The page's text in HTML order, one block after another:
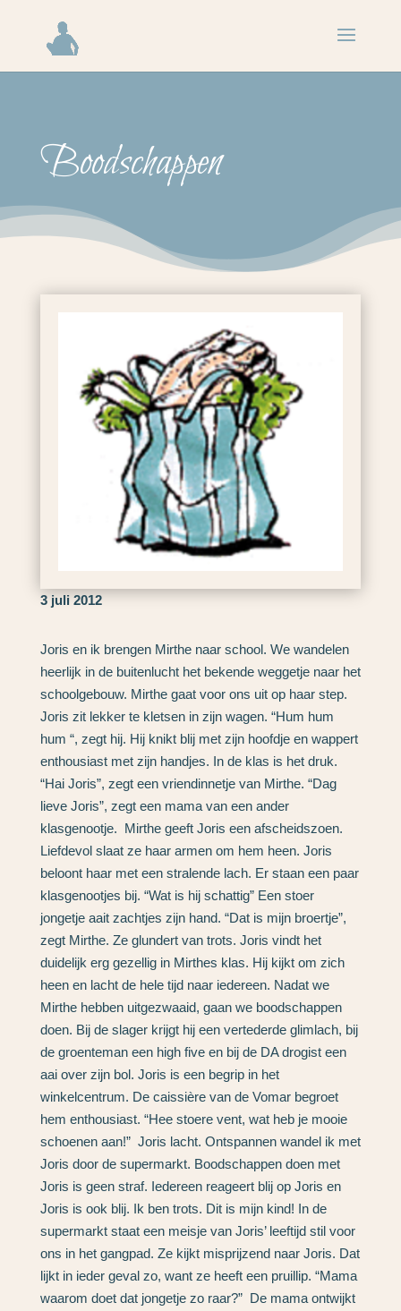
Boodschappen
3 juli 2012
Joris en ik brengen Mirthe naar school. We wandelen
heerlijk in de buitenlucht het bekende weggetje naar het
schoolgebouw. Mirthe gaat voor ons uit op haar step.
Joris zit lekker te kletsen in zijn wagen. “Hum hum
hum “, zegt hij. Hij knikt blij met zijn hoofdje en wappert
enthousiast met zijn handjes. In de klas is het druk.
“Hai Joris”, zegt een vriendinnetje van Mirthe. “Dag
lieve Joris”, zegt een mama van een ander
klasgenootje. Mirthe geeft Joris een afscheidszoen.
Liefdevol slaat ze haar armen om hem heen. Joris
beloont haar met een stralende lach. Er staan een paar
klasgenootjes bij. “Wat is hij schattig” Een stoer
jongetje aait zachtjes zijn hand. “Dat is mijn broertje”,
zegt Mirthe. Ze glundert van trots. Joris vindt het
duidelijk erg gezellig in Mirthes klas. Hij kijkt om zich
heen en lacht de hele tijd naar iedereen. Nadat we
Mirthe hebben uitgezwaaid, gaan we boodschappen
doen. Bij de slager krijgt hij een vertederde glimlach, bij
de groenteman een high five en bij de DA drogist een
aai over zijn bol. Joris is een begrip in het
winkelcentrum. De caissière van de Vomar begroet
hem enthousiast. “Hee stoere vent, wat heb je mooie
schoenen aan!” Joris lacht. Ontspannen wandel ik met
Joris door de supermarkt. Boodschappen doen met
Joris is geen straf. Iedereen reageert blij op Joris en
Joris is ook blij. Ik ben trots. Dit is mijn kind! In de
supermarkt staat een meisje van Joris’ leeftijd stil voor
ons in het gangpad. Ze kijkt misprijzend naar Joris. Dat
lijkt in ieder geval zo, want ze heeft een pruillip. “Mama
waarom doet dat jongetje zo raar?” De mama ontwijkt